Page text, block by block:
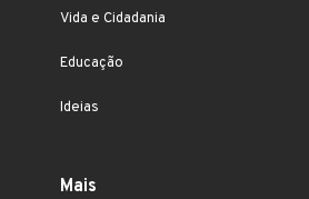
Vida e Cidadania
Educação
Ideias
Mais